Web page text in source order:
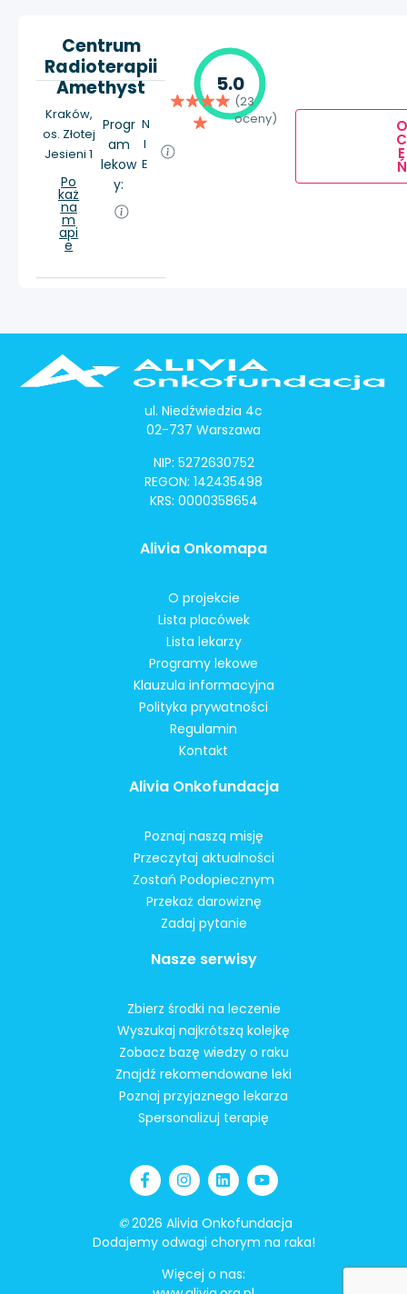
Centrum
Radioterapii
Amethyst
Kraków,
os. Złotej
Jesieni 1
Po
każ
na
m
api
e
Progr
am
lekow
y:
N
I
E
5.0
(23
oceny)
O
C
E
Ń
ul. Niedźwiedzia 4c
02-737 Warszawa
NIP: 5272630752
REGON: 142435498
KRS: 0000358654
Alivia Onkomapa
O projekcie
Lista placówek
Lista lekarzy
Programy lekowe
Klauzula informacyjna
Polityka prywatności
Regulamin
Kontakt
Alivia Onkofundacja
Poznaj naszą misję
Przeczytaj aktualności
Zostań Podopiecznym
Przekaż darowiznę
Zadaj pytanie
Nasze serwisy
Zbierz środki na leczenie
Wyszukaj najkrótszą kolejkę
Zobacz bazę wiedzy o raku
Znajdź rekomendowane leki
Poznaj przyjaznego lekarza
Spersonalizuj terapię
©2026 Alivia Onkofundacja
Dodajemy odwagi chorym na raka!
Więcej o nas: